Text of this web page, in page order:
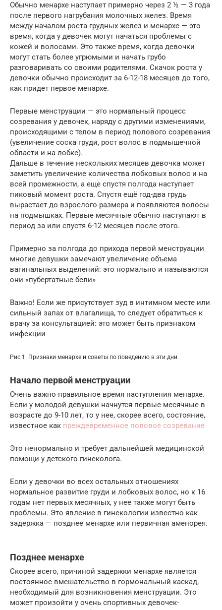
Обычно менархе наступает примерно через 2 ½ — 3 года
после первого нагрубания молочных желез. Время
между началом роста грудных желез и менархе — это
время, когда у девочек могут начаться проблемы с
кожей и волосами. Это также время, когда девочки
могут стать более угрюмыми и начать грубо
разговаривать со своими родителями. Скачок роста у
девочки обычно происходит за 6-12-18 месяцев до того,
как придет первое менархе.
Первые менструации — это нормальный процесс
созревания у девочек, наряду с другими изменениями,
происходящими с телом в период полового созревания
(увеличение соска груди, рост волос в подмышечной
области и на лобке).
Дальше в течение нескольких месяцев девочка может
заметить увеличение количества лобковых волос и на
всей промежности, а еще спустя полгода наступает
пиковый момент роста. Спустя ещё год-два грудь
вырастает до взрослого размера и появляются волосы
на подмышках. Первые месячные обычно наступают в
период за или спустя 6-12 месяцев после этого.
Примерно за полгода до прихода первой менструации
многие девушки замечают увеличение объема
вагинальных выделений: это нормально и называются
они «пубертатные бели»
Важно! Если же присутствует зуд в интимном месте или
сильный запах от влагалища, то следует обратиться к
врачу за консультацией: это может быть признаком
инфекции
Рис.1. Признаки менархе и советы по поведению в эти дни
Начало первой менструации
Очень важно правильное время наступления менархе.
Если у молодой девушки начнутся первые месячные в
возрасте до 9-10 лет, то у нее, скорее всего, состояние,
известное как преждевременное половое созревание
Это ненормально и требует дальнейшей медицинской
помощи у детского гинеколога.
Если у девочки во всех остальных отношениях
нормальное развитие груди и лобковых волос, но к 16
годам нет первых месячных, у нее также могут быть
проблемы. Это явление в гинекологии известно как
задержка — позднее менархе или первичная аменорея.
Позднее менархе
Скорее всего, причиной задержки менархе является
постоянное вмешательство в гормональный каскад,
необходимый для возникновения менструации. Это
может произойти у очень спортивных девочек-